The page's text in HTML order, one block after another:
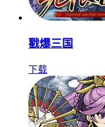
戳爆三国
下载